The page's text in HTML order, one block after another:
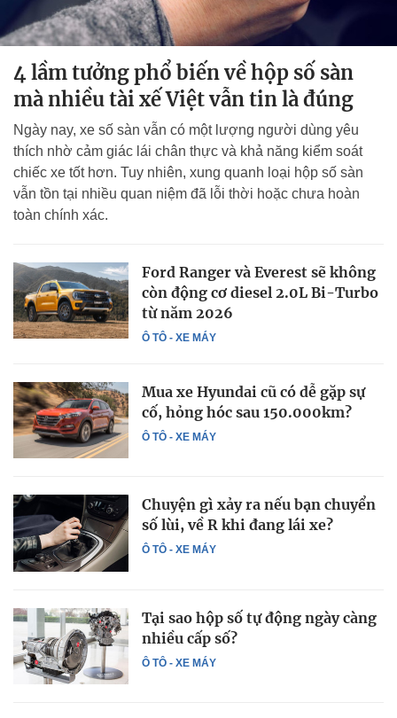
4 lầm tưởng phổ biến về hộp số sàn
mà nhiều tài xế Việt vẫn tin là đúng
Ngày nay, xe số sàn vẫn có một lượng người dùng yêu
thích nhờ cảm giác lái chân thực và khả năng kiểm soát
chiếc xe tốt hơn. Tuy nhiên, xung quanh loại hộp số sàn
vẫn tồn tại nhiều quan niệm đã lỗi thời hoặc chưa hoàn
toàn chính xác.
Ô TÔ - XE MÁY
Ford Ranger và Everest sẽ không
còn động cơ diesel 2.0L Bi-Turbo
từ năm 2026
Ô TÔ - XE MÁY
Mua xe Hyundai cũ có dễ gặp sự
cố, hỏng hóc sau 150.000km?
Ô TÔ - XE MÁY
Chuyện gì xảy ra nếu bạn chuyển
số lùi, về R khi đang lái xe?
Ô TÔ - XE MÁY
Tại sao hộp số tự động ngày càng
nhiều cấp số?